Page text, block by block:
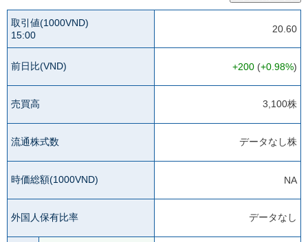
取引値(1000VND)
15:00
20.60
前日比(VND) +200 (+0.98%)
売買高 3,100株
流通株式数 データなし株
時価総額(1000VND) NA
外国人保有比率 データなし